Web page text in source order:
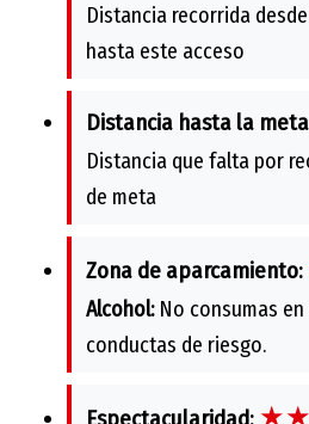
Distancia recorrida
hasta este acceso
Distancia hasta la
Distancia que falta por
de meta
Zona de aparcamiento:
Alcohol:No consumas en
conductas de riesgo.
Espectacularidad: ★★